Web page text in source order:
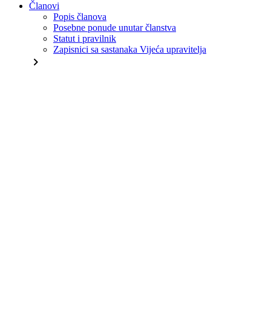
Članovi
Popis članova
Posebne ponude unutar članstva
Statut i pravilnik
Zapisnici sa sastanaka Vijeća upravitelja
chevron_right